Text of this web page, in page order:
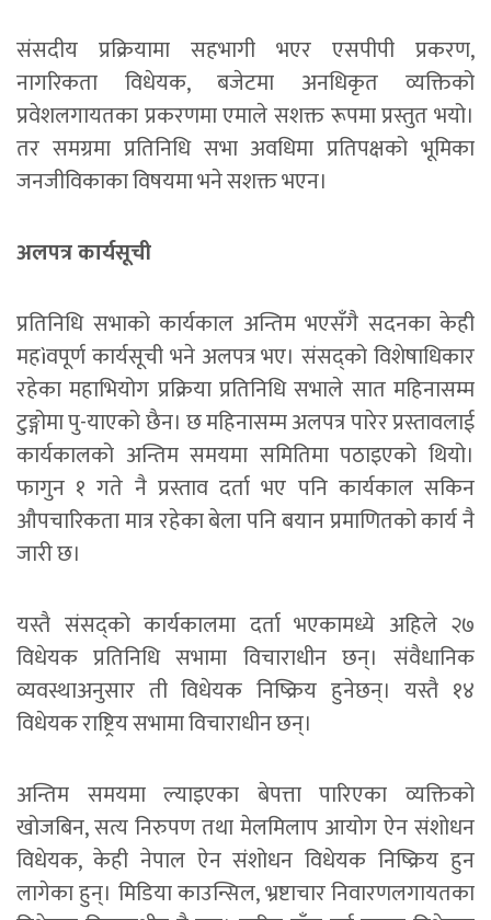
संसदीय प्रक्रियामा सहभागी भएर एसपीपी प्रकरण,
नागरिकता विधेयक, बजेटमा अनधिकृत व्यक्तिको
प्रवेशलगायतका प्रकरणमा एमाले सशक्त रूपमा प्रस्तुत भयो।
तर समग्रमा प्रतिनिधि सभा अवधिमा प्रतिपक्षको भूमिका
जनजीविकाका विषयमा भने सशक्त भएन।
अलपत्र कार्यसूची
प्रतिनिधि सभाको कार्यकाल अन्तिम भएसँगै सदनका केही
महìवपूर्ण कार्यसूची भने अलपत्र भए। संसद्को विशेषाधिकार
रहेका महाभियोग प्रक्रिया प्रतिनिधि सभाले सात महिनासम्म
टुङ्गोमा पु-याएको छैन। छ महिनासम्म अलपत्र पारेर प्रस्तावलाई
कार्यकालको अन्तिम समयमा समितिमा पठाइएको थियो।
फागुन १ गते नै प्रस्ताव दर्ता भए पनि कार्यकाल सकिन
औपचारिकता मात्र रहेका बेला पनि बयान प्रमाणितको कार्य नै
जारी छ।
यस्तै संसद्को कार्यकालमा दर्ता भएकामध्ये अहिले २७
विधेयक प्रतिनिधि सभामा विचाराधीन छन्। संवैधानिक
व्यवस्थाअनुसार ती विधेयक निष्क्रिय हुनेछन्। यस्तै १४
विधेयक राष्ट्रिय सभामा विचाराधीन छन्।
अन्तिम समयमा ल्याइएका बेपत्ता पारिएका व्यक्तिको
खोजबिन, सत्य निरुपण तथा मेलमिलाप आयोग ऐन संशोधन
विधेयक, केही नेपाल ऐन संशोधन विधेयक निष्क्रिय हुन
लागेका हुन्। मिडिया काउन्सिल, भ्रष्टाचार निवारणलगायतका